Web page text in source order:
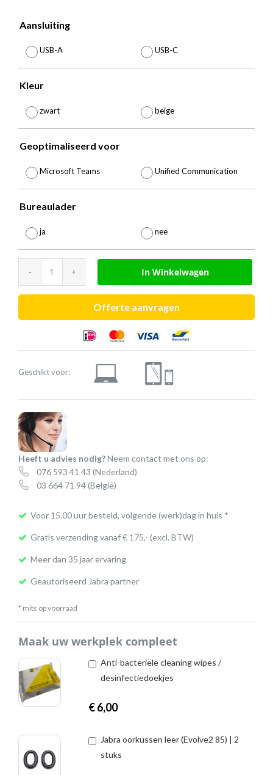
Aansluiting
USB-A USB-C
Kleur
zwart beige
Geoptimaliseerd voor
Microsoft Teams Unified Communication
Bureaulader
ja nee
Maak uw werkplek compleet
Anti-bacteriële cleaning wipes /
desinfectiedoekjes
€6,00
Jabra oorkussen leer (Evolve2 85) | 2
stuks
Evolve2
aantal
In Winkelwagen
Offerte aanvragen
Geschikt voor:
Heeft u advies nodig?Neem contact met ons op:
076 593 41 43 (Nederland)
03 664 71 94(België)
Voor 15.00 uur besteld, volgende (werk)dag in huis *
Gratis verzending vanaf € 175,- (excl. BTW)
Meer dan 35 jaar ervaring
Geautoriseerd Jabra partner
* mits op voorraad